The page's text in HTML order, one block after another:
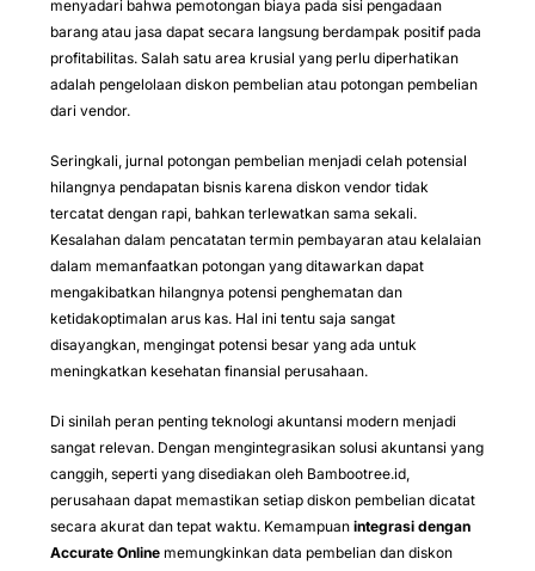
menyadari bahwa pemotongan biaya pada sisi pengadaan
barang atau jasa dapat secara langsung berdampak positif pada
profitabilitas. Salah satu area krusial yang perlu diperhatikan
adalah pengelolaan diskon pembelian atau potongan pembelian
dari vendor.
Seringkali, jurnal potongan pembelian menjadi celah potensial
hilangnya pendapatan bisnis karena diskon vendor tidak
tercatat dengan rapi, bahkan terlewatkan sama sekali.
Kesalahan dalam pencatatan termin pembayaran atau kelalaian
dalam memanfaatkan potongan yang ditawarkan dapat
mengakibatkan hilangnya potensi penghematan dan
ketidakoptimalan arus kas. Hal ini tentu saja sangat
disayangkan, mengingat potensi besar yang ada untuk
meningkatkan kesehatan finansial perusahaan.
Di sinilah peran penting teknologi akuntansi modern menjadi
sangat relevan. Dengan mengintegrasikan solusi akuntansi yang
canggih, seperti yang disediakan oleh Bambootree.id,
perusahaan dapat memastikan setiap diskon pembelian dicatat
secara akurat dan tepat waktu. Kemampuan integrasi dengan
Accurate Online memungkinkan data pembelian dan diskon